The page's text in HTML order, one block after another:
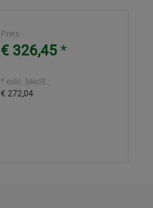
Preis
€ 326,45 *
* exkl. MwSt.:
€ 272,04